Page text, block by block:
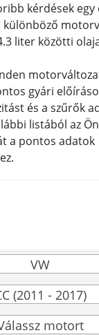
kérdések
különböző
liter közötti
gyári
és a szűrők
listából az
a pontos adatok
VW
(2011 - 2017)
motort